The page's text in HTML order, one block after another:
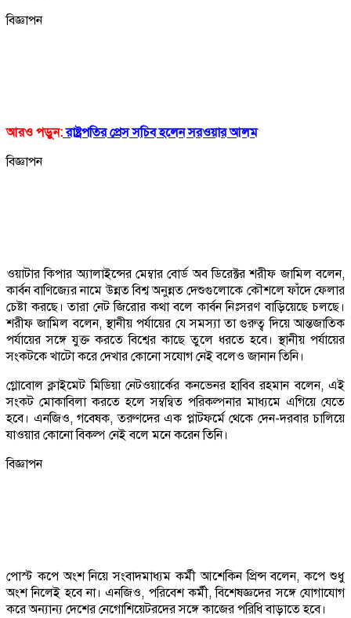
বিজ্ঞাপন
আরও পড়ুন:রাষ্ট্রপতির প্রেস সচিব হলেন সরওয়ার আলম
বিজ্ঞাপন
ওয়াটার কিপার অ্যালাইন্সের মেম্বার বোর্ড অব ডিরেক্টর শরীফ জামিল বলেন,
কার্বন বাণিজ্যের নামে উন্নত বিশ্ব অনুন্নত দেশুগুলোকে কৌশলে ফাঁদে ফেলার
চেষ্টা করছে। তারা নেট জিরোর কথা বলে কার্বন নিঃসরণ বাড়িয়েছে চলছে।
শরীফ জামিল বলেন, স্থানীয় পর্যায়ের যে সমস্যা তা গুরুত্ব দিয়ে আন্তজাতিক
পর্যায়ের সঙ্গে যুক্ত করতে বিশ্বের কাছে তুলে ধরতে হবে। স্থানীয় পর্যায়ের
সংকটকে খাটো করে দেখার কোনো সযোগ নেই বলেও জানান তিনি।
গ্লোবোল ক্লাইমেট মিডিয়া নেটওয়ার্কের কনভেনর হাবিব রহমান বলেন, এই
সংকট মোকাবিলা করতে হলে সম্বন্বিত পরিকল্পনার মাধ্যমে এগিয়ে যেতে
হবে। এনজিও, গবেষক, তরুণদের এক প্লাটফর্মে থেকে দেন-দরবার চালিয়ে
যাওয়ার কোনো বিকল্প নেই বলে মনে করেন তিনি।
বিজ্ঞাপন
পোস্ট কপে অংশ নিয়ে সংবাদমাধ্যম কর্মী আশেকিন প্রিন্স বলেন, কপে শুধু
অংশ নিলেই হবে না। এনজিও, পরিবেশ কর্মী, বিশেষজ্ঞদের সঙ্গে যোগাযোগ
করে অন্যান্য দেশের নেগোশিয়েটরদের সঙ্গে কাজের পরিধি বাড়াতে হবে।